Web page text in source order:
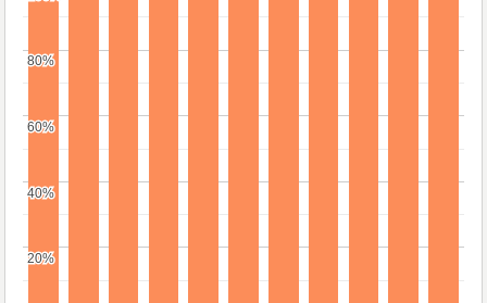
20%
20%
40%
40%
60%
60%
80%
80%